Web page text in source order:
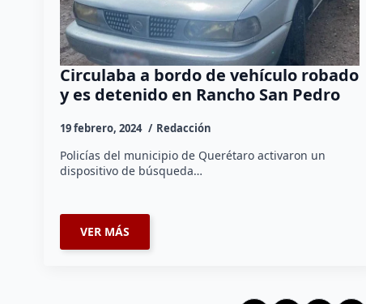
Circulaba a bordo de vehículo robado
y es detenido en Rancho San Pedro
19 febrero, 2024 Redacción
Policías del municipio de Querétaro activaron un
dispositivo de búsqueda…
VER MÁS